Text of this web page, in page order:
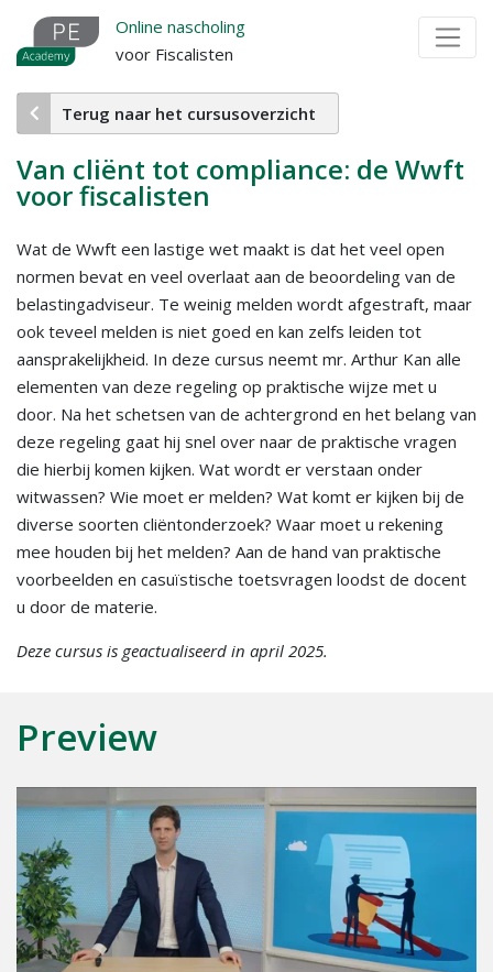
Overslaan
naar
de
inhoud
Online nascholing
voor Fiscalisten
Terug naar het cursusoverzicht
Van cliënt tot compliance: de Wwft
voor fiscalisten
Wat de Wwft een lastige wet maakt is dat het veel open
normen bevat en veel overlaat aan de beoordeling van de
belastingadviseur. Te weinig melden wordt afgestraft, maar
ook teveel melden is niet goed en kan zelfs leiden tot
aansprakelijkheid. In deze cursus neemt mr. Arthur Kan alle
elementen van deze regeling op praktische wijze met u
door. Na het schetsen van de achtergrond en het belang van
deze regeling gaat hij snel over naar de praktische vragen
die hierbij komen kijken. Wat wordt er verstaan onder
witwassen? Wie moet er melden? Wat komt er kijken bij de
diverse soorten cliëntonderzoek? Waar moet u rekening
mee houden bij het melden? Aan de hand van praktische
voorbeelden en casuïstische toetsvragen loodst de docent
u door de materie.
Deze cursus is geactualiseerd in april 2025.
Preview